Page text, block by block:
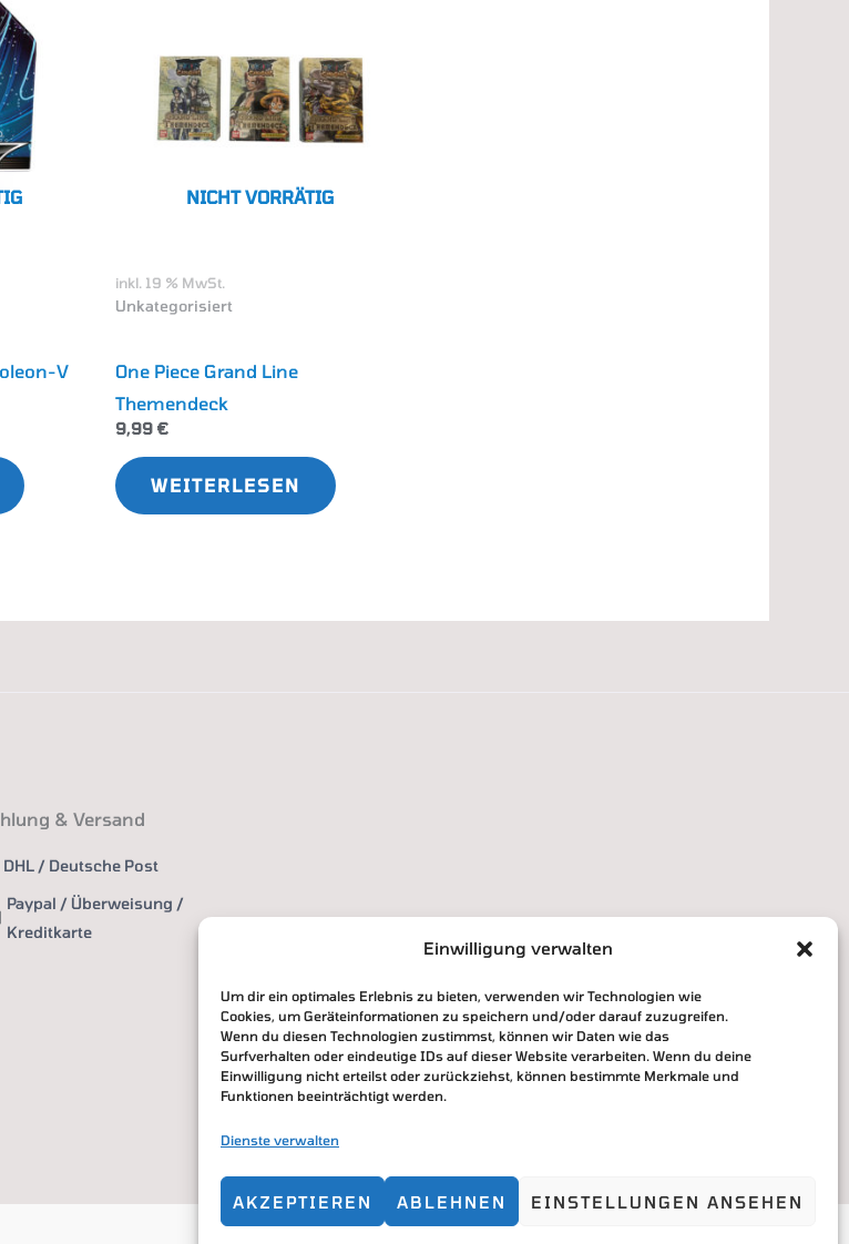
Einwilligung verwalten
Um dir ein optimales Erlebnis zu bieten, verwenden wir Technologien wie
Cookies, um Geräteinformationen zu speichern und/oder darauf zuzugreifen.
Wenn du diesen Technologien zustimmst, können wir Daten wie das
Surfverhalten oder eindeutige IDs auf dieser Website verarbeiten. Wenn du deine
Einwilligung nicht erteilst oder zurückziehst, können bestimmte Merkmale und
Funktionen beeinträchtigt werden.
Dienste verwalten
AKZEPTIEREN ABLEHNEN EINSTELLUNGEN ANSEHEN
V
NICHT VORRÄTIG
inkl. 19 % MwSt.
Unkategorisiert
One Piece Grand Line
Themendeck
9,99 €
WEITERLESEN
& Versand
DHL / Deutsche Post
Paypal / Überweisung /
Kreditkarte